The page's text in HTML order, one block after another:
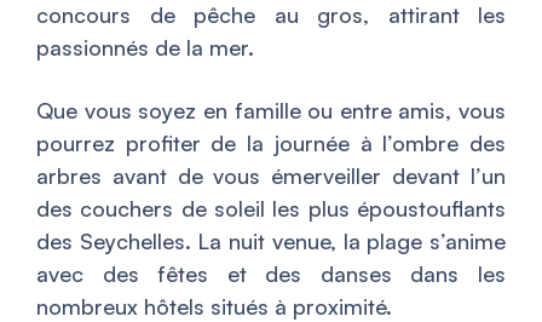
concours de pêche au gros, attirant les
passionnés de la mer.
Que vous soyez en famille ou entre amis, vous
pourrez profiter de la journée à l’ombre des
arbres avant de vous émerveiller devant l’un
des couchers de soleil les plus époustouflants
des Seychelles. La nuit venue, la plage s’anime
avec des fêtes et des danses dans les
nombreux hôtels situés à proximité.